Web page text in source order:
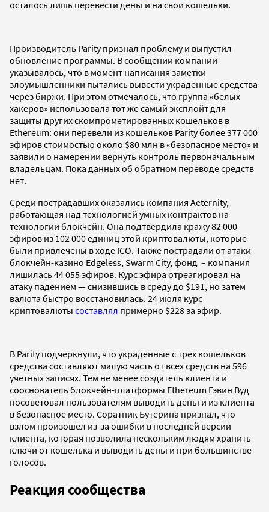
осталось лишь перевести деньги на свои кошельки.
Производитель Parity признал проблему и выпустил
обновление программы. В сообщении компании
указывалось, что в момент написания заметки
злоумышленники пытались вывести украденные средства
через биржи. При этом отмечалось, что группа «белых
хакеров» использовала тот же самый эксплойт для
защиты других скомпрометированных кошельков в
Ethereum: они перевели из кошельков Parity более 377 000
эфиров стоимостью около $80 млн в «безопасное место» и
заявили о намерении вернуть контроль первоначальным
владельцам. Пока данных об обратном переводе средств
нет.
Среди пострадавших оказались компания Aeternity,
работающая над технологией умных контрактов на
технологии блокчейн. Она подтвердила кражу 82 000
эфиров из 102 000 единиц этой криптовалюты, которые
были привлечены в ходе ICO. Также пострадали от атаки
блокчейн-казино Edgeless, Swarm City, фонд – компания
лишилась 44 055 эфиров. Курс эфира отреагировал на
атаку падением — снизившись в среду до $191, но затем
валюта быстро восстановилась. 24 июля курс
криптовалюты составлял примерно $228 за эфир.
В Parity подчеркнули, что украденные с трех кошельков
средства составляют малую часть от всех средств на 596
учетных записях. Тем не менее создатель клиента и
сооснователь блокчейн-платформы Ethereum Гэвин Вуд
посоветовал пользователям выводить деньги из клиента
в безопасное место. Соратник Бутерина признал, что
взлом произошел из-за ошибки в последней версии
клиента, которая позволила нескольким людям хранить
ключи от кошелька и выводить деньги при большинстве
голосов.
Реакция сообщества